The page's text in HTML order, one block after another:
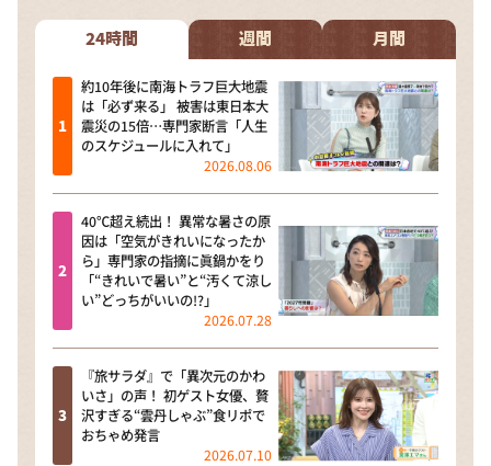
24時間 週間 月間
約10年後に南海トラフ巨大地震
は「必ず来る」 被害は東日本大
震災の15倍…専門家断言「人生
のスケジュールに入れて」
2026.08.06
40℃超え続出！ 異常な暑さの原
因は「空気がきれいになったか
ら」専門家の指摘に眞鍋かをり
「“きれいで暑い”と“汚くて涼し
い”どっちがいいの!?」
2026.07.28
『旅サラダ』で「異次元のかわ
いさ」の声！ 初ゲスト女優、贅
沢すぎる“雲丹しゃぶ”食リポで
おちゃめ発言
2026.07.10